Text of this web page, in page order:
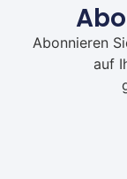
Abonnieren
auf